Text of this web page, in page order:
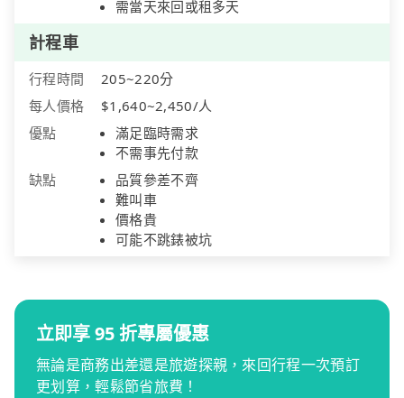
需當天來回或租多天
計程車
行程時間
205~220分
每人價格
$1,640~2,450/人
優點
滿足臨時需求
不需事先付款
缺點
品質參差不齊
難叫車
價格貴
可能不跳錶被坑
立即享 95 折專屬優惠
無論是商務出差還是旅遊探親，來回行程一次預訂
更划算，輕鬆節省旅費！